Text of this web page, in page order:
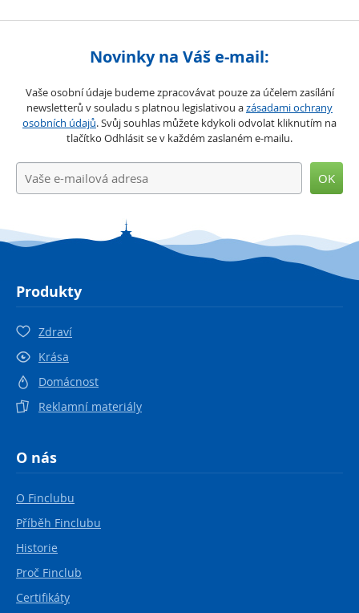
Novinky na Váš e-mail:
Vaše osobní údaje budeme zpracovávat pouze za účelem zasílání
newsletterů v souladu s platnou legislativou azásadami ochrany
osobních údajů. Svůj souhlas můžete kdykoli odvolat kliknutím na
tlačítko Odhlásit se v každém zaslaném e-mailu.
OK
Produkty
Zdraví
Krása
Domácnost
Reklamní materiály
O nás
O Finclubu
Příběh Finclubu
Historie
Proč Finclub
Certifikáty